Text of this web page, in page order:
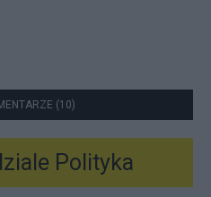
(10)
Polityka